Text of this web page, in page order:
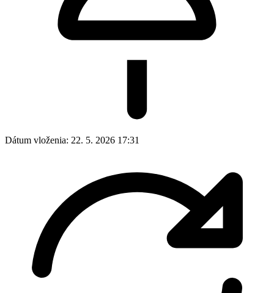
Dátum vloženia: 22. 5. 2026 17:31